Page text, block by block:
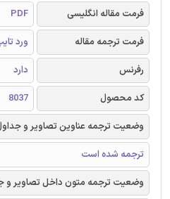
فرمت مقاله انگلیسی
PDF
فرمت ترجمه مقاله
ورد
رفرنس
دارد
کد محصول
8037
وضعیت ترجمه عناوین تصاویر و
ترجمه شده است
وضعیت ترجمه متون داخل تصاویر و